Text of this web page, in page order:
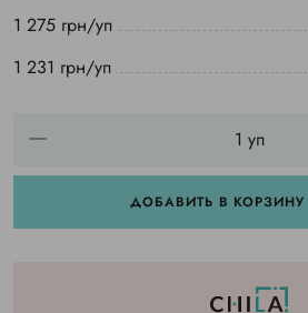
1 275 грн/уп
1 231 грн/уп
ДОБАВИТЬ В КОРЗИНУ